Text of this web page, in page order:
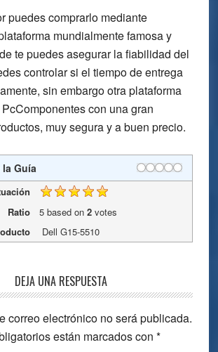
puedescomprarlo mediante
mundialmente famosa y
te puedes asegurar la fiabilidad del
controlar si el tiempo de entrega
sin embargo otra plataforma
PcComponentescon una gran
muy segura y a buen precio.
la Guía
Ratio
5 based on2 votes
Dell G15-5510
DEJA UNA RESPUESTA
correo electrónico no será publicada.
están marcados con *